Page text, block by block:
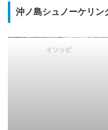
沖ノ島シュノーケリン
イソッピ